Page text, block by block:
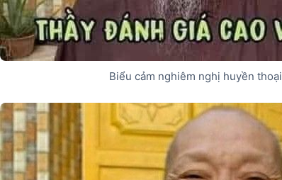
Biểu cảm nghiêm nghị huyền thoại